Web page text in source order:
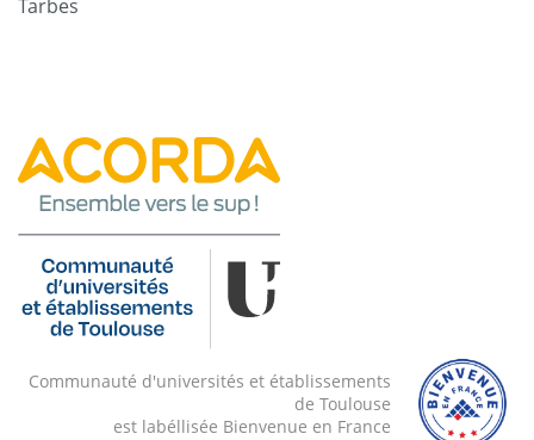
Tarbes
Communauté d'universités et établissements
de Toulouse
est labéllisée Bienvenue en France